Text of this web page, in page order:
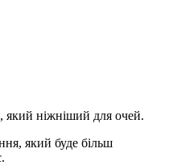
який ніжніший для очей.
який буде більш